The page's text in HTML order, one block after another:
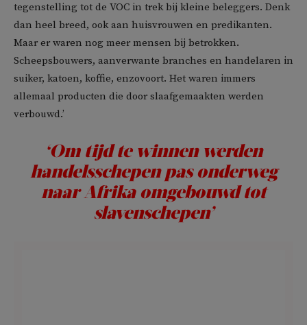
tegenstelling tot de VOC in trek bij kleine beleggers. Denk
dan heel breed, ook aan huisvrouwen en predikanten.
Maar er waren nog meer mensen bij betrokken.
Scheepsbouwers, aanverwante branches en handelaren in
suiker, katoen, koffie, enzovoort. Het waren immers
allemaal producten die door slaafgemaakten werden
verbouwd.’
‘Om tijd te winnen werden
handelsschepen pas onderweg
naar Afrika omgebouwd tot
slavenschepen’